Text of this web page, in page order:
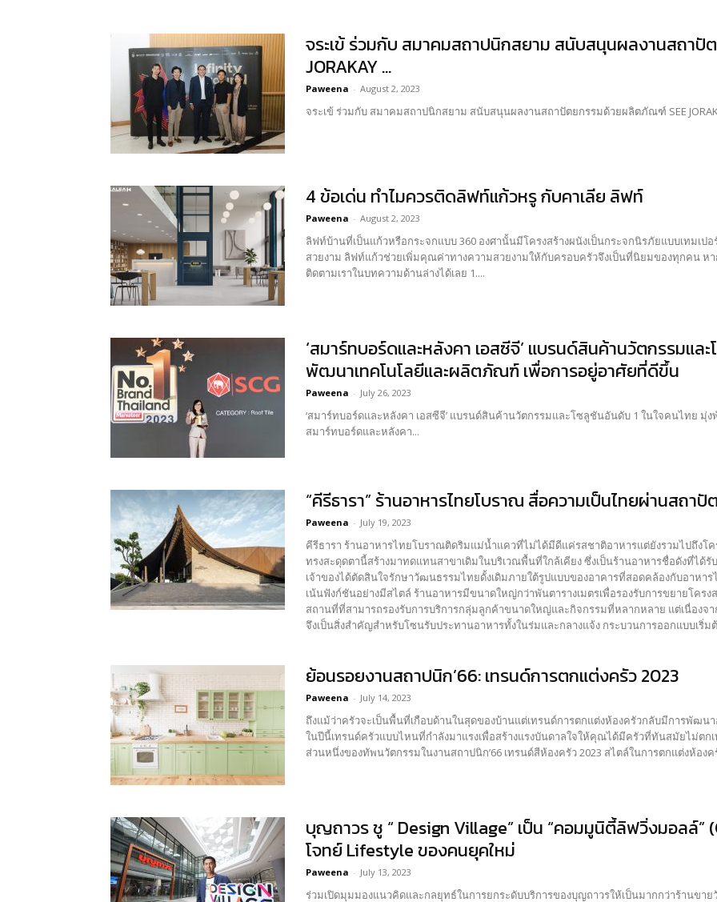
จระเข้ ร่วมกับ สมาคมสถาปนิกสยาม สนับสนุนผลงานสถา
JORAKAY ...
Paweena - August 2, 2023
จระเข้ ร่วมกับ สมาคมสถาปนิกสยาม สนับสนุนผลงานสถาปัตยกรรมด้วยผลิตภัณฑ์ SEE
4 ข้อเด่น ทำไมควรติดลิฟท์แก้วหรู กับคาเลีย ลิฟท์
Paweena - August 2, 2023
ลิฟท์บ้านที่เป็นแก้วหรือกระจกแบบ 360 องศานั้นมีโครงสร้างผนังเป็นกระจกนิรภัยแบบเทมเ
สวยงาม ลิฟท์แก้วช่วยเพิ่มคุณค่าทางความสวยงามให้กับครอบครัวจึงเป็นที่นิยมของทุกคน ห
ติดตามเราในบทความด้านล่างได้เลย 1....
‘สมาร์ทบอร์ดและหลังคา เอสซีจี’ แบรนด์สินค้านวัตกรรมแล
พัฒนาเทคโนโลยีและผลิตภัณฑ์ เพื่อการอยู่อาศัยที่ดีขึ้น
Paweena - July 26, 2023
‘สมาร์ทบอร์ดและหลังคา เอสซีจี’ แบรนด์สินค้านวัตกรรมและโซลูชันอันดับ 1 ในใจคนไทย มุ่งพัฒนาเทคโนโลยีและผลิตภัณฑ์ เพื่อการอยู่อาศัยที่ดีขึ้น
สมาร์ทบอร์ดและหลังคา...
“คีรีธารา” ร้านอาหารไทยโบราณ สื่อความเป็นไทยผ่านสถา
Paweena - July 19, 2023
คีรีธารา ร้านอาหารไทยโบราณติดริมแม่น้ำแควที่ไม่ได้มีดีแค่รสชาติอาหารแต่ยังรวมไปถึงโ
ทรงสะดุดตานี้สร้างมาทดแทนสาขาเดิมในบริเวณพื้นที่ใกล้เคียง ซึ่งเป็นร้านอาหารชื่อดังที่ไ
เจ้าของได้ตัดสินใจรักษาวัฒนธรรมไทยดั้งเดิมภายใต้รูปแบบของอาคารที่สอดคล้องกับอาหา
เน้นฟังก์ชันอย่างมีสไตล์ ร้านอาหารมีขนาดใหญ่กว่าพันตารางเมตรเพื่อรองรับการขยายโครงสร้างเพื่อใช้งานได้อย่างเต็มที่ ความต้องการหลักไม่ใช่แค่
สถานที่ที่สามารถรองรับการบริการกลุ่มลูกค้าขนาดใหญ่และกิจกรรมที่หลากหลาย แต่เนื่อง
จึงเป็นสิ่งสำคัญสำหรับโซนรับประทานอาหารทั้งในร่มและกลางแจ้ง กระบวนการออกแบบเริ่มต้นจากการค้นหาทำเลที่สามารถใช้ประโยชน์ได้มากที่สุด
ย้อนรอยงานสถาปนิก’66: เทรนด์การตกแต่งครัว 2023
Paweena - July 14, 2023
ถึงแม้ว่าครัวจะเป็นพื้นที่เกือบด้านในสุดของบ้านแต่เทรนด์การตกแต่งห้องครัวกลับมีการพัฒน
ในปีนี้เทรนด์ครัวแบบไหนที่กำลังมาแรงเพื่อสร้างแรงบันดาลใจให้คุณได้มีครัวที่ทันสมัยไม่ต
ส่วนหนึ่งของทัพนวัตกรรมในงานสถาปนิก’66 เทรนด์สีห้องครัว 2023
บุญถาวร ชู “ Design Village” เป็น “คอมมูนิตี้ลิฟวิ่งมอลล์
โจทย์ Lifestyle ของคนยุคใหม่
Paweena - July 13, 2023
ร่วมเปิดมุมมองแนวคิดและกลยุทธ์ในการยกระดับบริการของบุญถาวรให้เป็นมากกว่าร้านขาย